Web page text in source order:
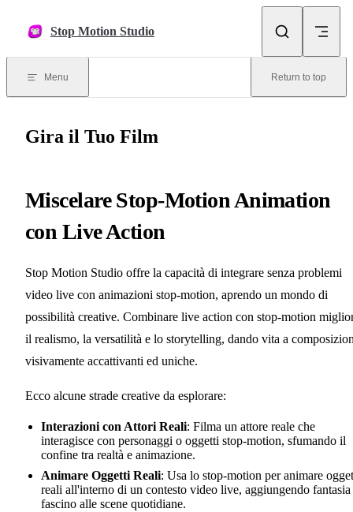
Stop Motion Studio
Menu Return to top
Gira il Tuo Film
Miscelare Stop-Motion Animation
con Live Action
Stop Motion Studio offre la capacità di integrare senza problemi
video live con animazioni stop-motion, aprendo un mondo di
possibilità creative. Combinare live action con stop-motion
il realismo, la versatilità e lo storytelling, dando vita a
visivamente accattivanti ed uniche.
Ecco alcune strade creative da esplorare:
Interazioni con Attori Reali: Filma un attore reale che
interagisce con personaggi o oggetti stop-motion, sfumando il
confine tra realtà e animazione.
Animare Oggetti Reali: Usa lo stop-motion per animare
reali all'interno di un contesto video live, aggiungendo fantasia
fascino alle scene quotidiane.